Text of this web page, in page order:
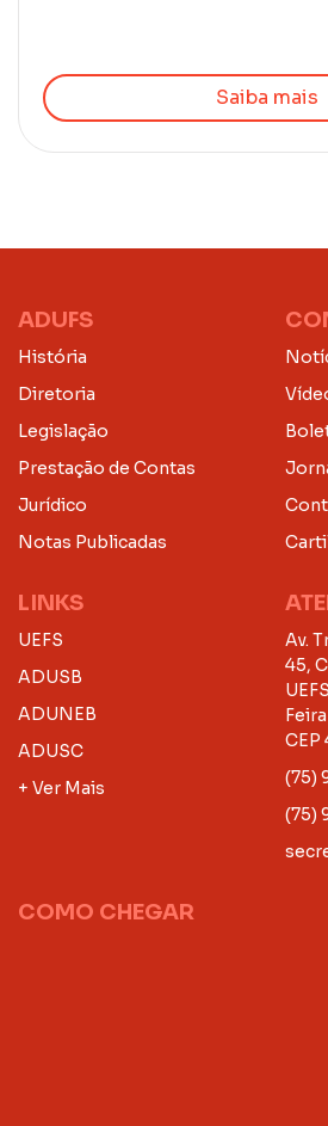
Saiba mais
ADUFS
História
Diretoria
Legislação
Prestação de Contas
Jurídico
Notas Publicadas
LINKS
UEFS
ADUSB
ADUNEB
ADUSC
+ Ver Mais
COMO CHEGAR
Av.
45,
(75)
(75)